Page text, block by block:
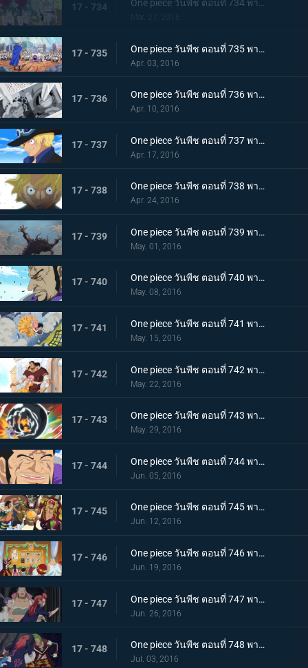
17 - 734
Mar. 27, 2016
17 - 735 One piece วันพีช ตอนที่ 735 พากย์ไทย ไม่เคยพบไม่เคยเจอ! การตัดสินใจที่น่าตกตะลึงของฟูจิโทระ!
Apr. 03, 2016
17 - 736 One piece วันพีช ตอนที่ 736 พากย์ไทย สะเทือนเลือนลั่น! ยุคสมัยที่เลวร้ายเริ่มขยับตัว!
Apr. 10, 2016
17 - 737 One piece วันพีช ตอนที่ 737 พากย์ไทย กำเนิดตำนาน! การผจญภัยของซาโบะ นักรบแห่งคณะปฏิวัติ!
Apr. 17, 2016
17 - 738 One piece วันพีช ตอนที่ 738 พากย์ไทย สายสัมพันธ์พี่น้อง! การพบกันอีกครั้งของลูฟี่กับซาโบะ!
Apr. 24, 2016
17 - 739 One piece วันพีช ตอนที่ 739 พากย์ไทย สิ่งมีชีวิตที่สุดแกร่ง! สี่จักรพรรดิ ไคโดร้อยอสูร!
May. 01, 2016
17 - 740 One piece วันพีช ตอนที่ 740 พากย์ไทย ฟูจิโทระขยับ! พันธมิตรหมวกฟางถูกปิดล้อมอย่างสมบูรณ์!
May. 08, 2016
17 - 741 One piece วันพีช ตอนที่ 741 พากย์ไทย สถานการณ์ฉุกเฉิน! รีเบคก้าถูกลักพาตัว!!
May. 15, 2016
17 - 742 One piece วันพีช ตอนที่ 742 พากย์ไทย สายสัมพันธ์พ่อลูก! เคียรอสและรีเบคก้า!
May. 22, 2016
17 - 743 One piece วันพีช ตอนที่ 743 พากย์ไทย สปิริตลูกผู้ชาย! ลูฟี่ vs ฟูจิโทระ ปะทะกันซึ่งหน้า!
May. 29, 2016
17 - 744 One piece วันพีช ตอนที่ 744 พากย์ไทย ไร้ทางหลบหนี การไล่ล่าที่ไร้ปรานีของพลเรือเอกฟูจิโทระ!
Jun. 05, 2016
17 - 745 One piece วันพีช ตอนที่ 745 พากย์ไทย จอกของลูกน้อง! ก่อตั้งกองเรือโจรสลัดหมวกฟาง!
Jun. 12, 2016
17 - 746 One piece วันพีช ตอนที่ 746 พากย์ไทย สงครามชิงอำนาจ! เหล่าสัตว์ประหลาดแห่งนิวเวิลด์ที่บ้าคลั่ง!
Jun. 19, 2016
17 - 747 One piece วันพีช ตอนที่ 747 พากย์ไทย ปราการสีเงิน! การผจญภัยครั้งใหญ่ของลูฟี่และบาร์ตโท!
Jun. 26, 2016
17 - 748 One piece วันพีช ตอนที่ 748 พากย์ไทย เขาวงกตใต้ดิน! ลูฟี่ปะทะมนุษย์รถราง!
Jul. 03, 2016